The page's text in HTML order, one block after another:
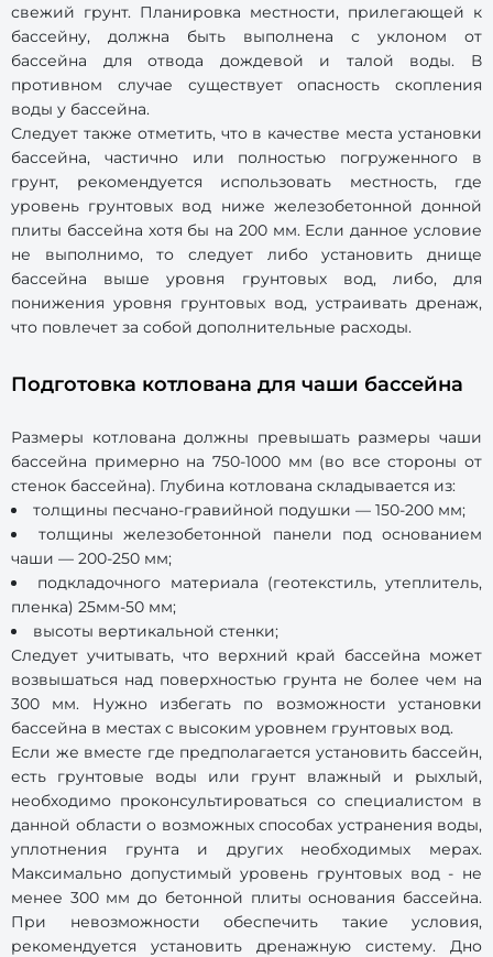
свежий грунт. Планировка местности, прилегающей к
бассейну, должна быть выполнена с уклоном от
бассейна для отвода дождевой и талой воды. В
противном случае существует опасность скопления
воды у бассейна.
Следует также отметить, что в качестве места установки
бассейна, частично или полностью погруженного в
грунт, рекомендуется использовать местность, где
уровень грунтовых вод ниже железобетонной донной
плиты бассейна хотя бы на 200 мм. Если данное условие
не выполнимо, то следует либо установить днище
бассейна выше уровня грунтовых вод, либо, для
понижения уровня грунтовых вод, устраивать дренаж,
что повлечет за собой дополнительные расходы.
Подготовка котлована для чаши бассейна
Размеры котлована должны превышать размеры чаши
бассейна примерно на 750-1000 мм (во все стороны от
стенок бассейна). Глубина котлована складывается из:
толщины песчано-гравийной подушки — 150-200 мм;
толщины железобетонной панели под основанием
чаши — 200-250 мм;
подкладочного материала (геотекстиль, утеплитель,
пленка) 25мм-50 мм;
высоты вертикальной стенки;
Следует учитывать, что верхний край бассейна может
возвышаться над поверхностью грунта не более чем на
300 мм. Нужно избегать по возможности установки
бассейна в местах с высоким уровнем грунтовых вод.
Если же вместе где предполагается установить бассейн,
есть грунтовые воды или грунт влажный и рыхлый,
необходимо проконсультироваться со специалистом в
данной области о возможных способах устранения воды,
уплотнения грунта и других необходимых мерах.
Максимально допустимый уровень грунтовых вод - не
менее 300 мм до бетонной плиты основания бассейна.
При невозможности обеспечить такие условия,
рекомендуется установить дренажную систему. Дно